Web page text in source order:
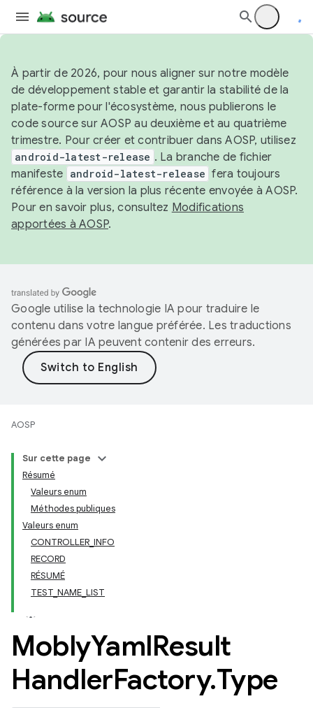
À partir de 2026, pour nous aligner sur notre modèle
de développement stable et garantir la stabilité de la
plate-forme pour l'écosystème, nous publierons le
code source sur AOSP au deuxième et au quatrième
trimestre. Pour créer et contribuer dans AOSP, utilisez
android-latest-release . La branche de fichier
manifeste android-latest-release fera toujours
référence à la version la plus récente envoyée à AOSP.
Pour en savoir plus, consultez Modifications
apportées à AOSP.
Google utilise la technologie IA pour traduire le
contenu dans votre langue préférée. Les traductions
générées par IA peuvent contenir des erreurs.
AOSP
Sur cette page
Résumé
Valeurs enum
Méthodes publiques
Valeurs enum
CONTROLLER_INFO
RECORD
RÉSUMÉ
TEST_NAME_LIST
MoblyYamlResult
HandlerFactory.Type